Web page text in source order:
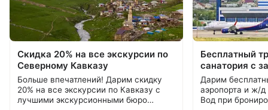
Скидка 20% на все экскурсии по
Северному Кавказу
Больше впечатлений! Дарим скидку
20% на все экскурсии по Кавказу с
лучшими экскурсионными бюро
Бесплатный
санатория с
Дарим
аэропорта и ж/
Вод при